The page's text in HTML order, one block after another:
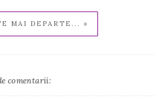
MAI DEPARTE... »
comentarii: